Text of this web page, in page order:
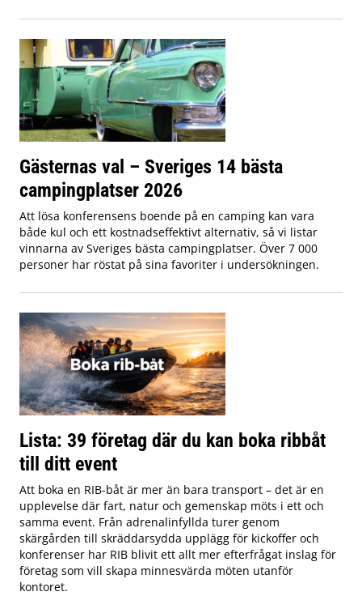
Gästernas val – Sveriges 14 bästa
campingplatser 2026
Att lösa konferensens boende på en camping kan vara
både kul och ett kostnadseffektivt alternativ, så vi listar
vinnarna av Sveriges bästa campingplatser. Över 7 000
personer har röstat på sina favoriter i undersökningen.
Lista: 39 företag där du kan boka ribbåt
till ditt event
Att boka en RIB-båt är mer än bara transport – det är en
upplevelse där fart, natur och gemenskap möts i ett och
samma event. Från adrenalinfyllda turer genom
skärgården till skräddarsydda upplägg för kickoffer och
konferenser har RIB blivit ett allt mer efterfrågat inslag för
företag som vill skapa minnesvärda möten utanför
kontoret.